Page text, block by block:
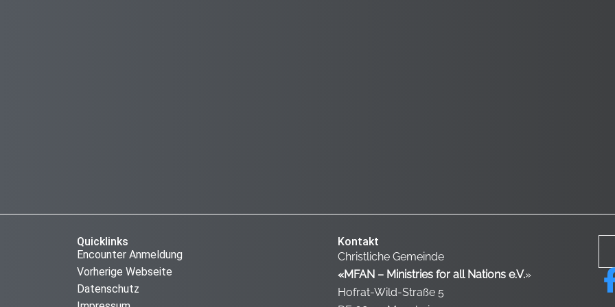
Quicklinks
Encounter Anmeldung
Vorherige Webseite
Datenschutz
Kontakt
Christliche Gemeinde
«MFAN – Ministries for all Nations e.V.»
Hofrat-Wild-Straße 5